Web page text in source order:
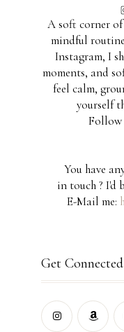
A soft corner
mindful
Instagram, I
moments, and
feel calm,
yourself
Follow
You have
in touch ? I'd
E-Mail me:
Get Connected